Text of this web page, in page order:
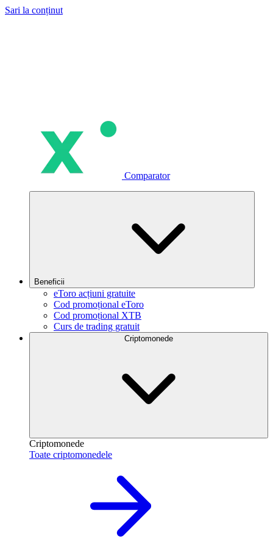
Sari la conținut
Comparator
Beneficii
eToro acțiuni gratuite
Cod promoțional eToro
Cod promoțional XTB
Curs de trading gratuit
Criptomonede
Toate criptomonedele